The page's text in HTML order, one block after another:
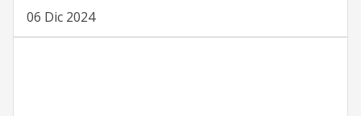
06 Dic 2024